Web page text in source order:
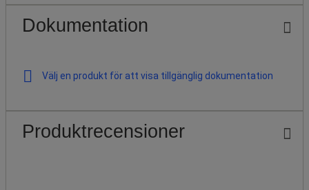
Dokumentation
Välj en produkt för att visa tillgänglig dokumentation
Produktrecensioner